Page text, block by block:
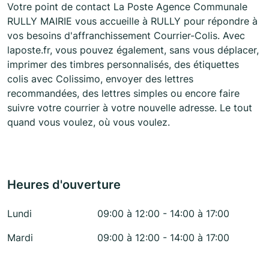
Votre point de contact La Poste Agence Communale
RULLY MAIRIE vous accueille à RULLY pour répondre à
vos besoins d'affranchissement Courrier-Colis. Avec
laposte.fr, vous pouvez également, sans vous déplacer,
imprimer des timbres personnalisés, des étiquettes
colis avec Colissimo, envoyer des lettres
recommandées, des lettres simples ou encore faire
suivre votre courrier à votre nouvelle adresse. Le tout
quand vous voulez, où vous voulez.
Heures d'ouverture
Lundi
09:00 à 12:00 - 14:00 à 17:00
Mardi
09:00 à 12:00 - 14:00 à 17:00